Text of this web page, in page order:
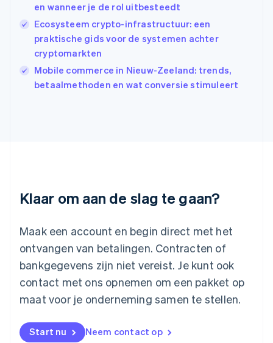
en wanneer je de rol uitbesteedt
Ecosysteem crypto-infrastructuur: een
praktische gids voor de systemen achter
cryptomarkten
Mobile commerce in Nieuw-Zeeland: trends,
betaalmethoden en wat conversie stimuleert
Klaar om aan de slag te gaan?
Maak een account en begin direct met het
ontvangen van betalingen. Contracten of
bankgegevens zijn niet vereist. Je kunt ook
contact met ons opnemen om een pakket op
maat voor je onderneming samen te stellen.
Start nu Neem contact op
English
Italië
ItalianoEnglish
日本語English
Kroatië
FrançaisDeutschEnglish
English
Malta
English
Mexico
Nederland
NederlandsEnglish
English
Noorwegen